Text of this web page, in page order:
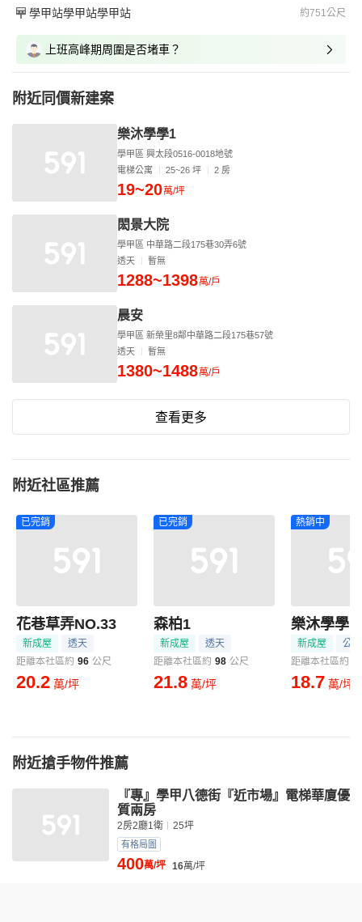
學甲站學甲站學甲站 約751公尺
上班高峰期周圍是否堵車？
附近同價新建案
樂沐學學1
學甲區 興太段0516-0018地號
電梯公寓
25~26 坪 2 房
19~20萬/坪
閎景大院
學甲區 中華路二段175巷30弄6號
透天
暫無
1288~1398萬/戶
晨安
學甲區 新榮里8鄰中華路二段175巷57號
透天
暫無
1380~1488萬/戶
查看更多
附近社區推薦
已完銷
花巷草弄NO.33
新成屋
透天
距離本社區約 96 公尺
20.2 萬/坪
已完銷
森柏1
新成屋
透天
距離本社區約 98 公尺
21.8 萬/坪
熱銷中
樂沐學學1
新成屋
公寓
距離本社區約
18.7 萬/坪
附近搶手物件推薦
『專』學甲八德街『近市場』電梯華廈優
質兩房
2房2廳1衛 25坪
有格局圖
400萬/坪 16萬/坪